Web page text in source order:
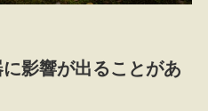
影響が出ることがあ